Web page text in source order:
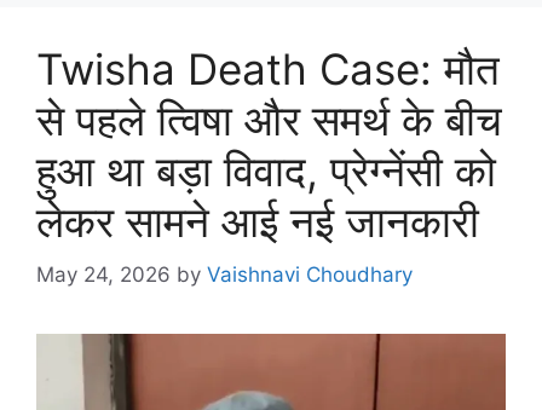
Twisha Death Case: मौत
से पहले त्विषा और समर्थ के बीच
हुआ था बड़ा विवाद, प्रेग्नेंसी को
लेकर सामने आई नई जानकारी
May 24, 2026 by Vaishnavi Choudhary